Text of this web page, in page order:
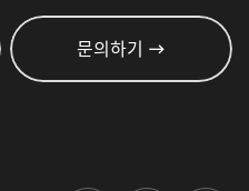
문의하기